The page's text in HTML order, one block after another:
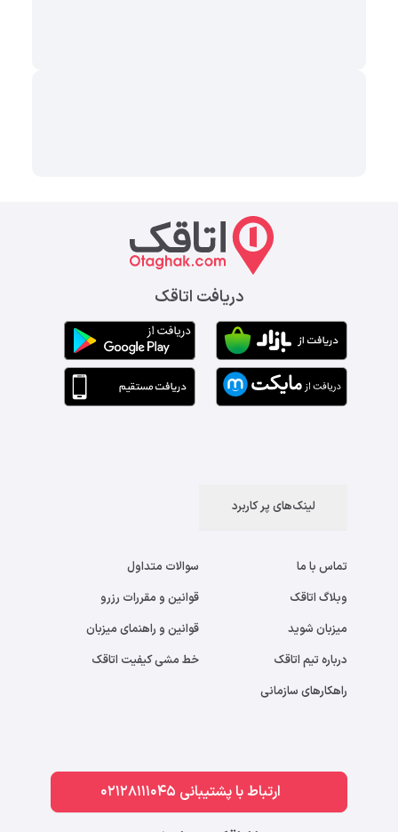
دریافت اتاقک
لینک‌های پر کاربرد
تماس با ما
وبلاگ اتاقک
میزبان شوید
درباره تیم اتاقک
راهکارهای سازمانی
سوالات متداول
قوانین و مقررات رزرو
قوانین و راهنمای میزبان
خط مشی کیفیت اتاقک
ارتباط با پشتیبانی 02128111045